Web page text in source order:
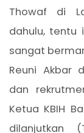
Thowaf di
dahulu, tentu
sangat
Reuni Akbar
dan
Ketua KBIH
dilanjutkan